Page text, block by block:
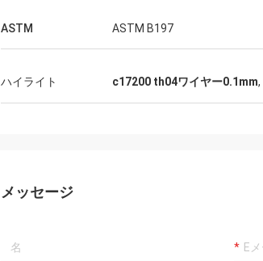
ASTM ASTM B197
ハイライト c17200 th04ワイヤー0.1mm,
メッセージ